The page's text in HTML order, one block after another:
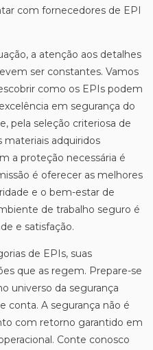
com fornecedores de EPI
a atenção aos detalhes
ser constantes. Vamos
como os EPIs podem
em segurança do
pela seleção criteriosa de
materiais adquiridos
a proteção necessária é
é oferecer as melhores
e o bem-estar de
de trabalho seguro é
e satisfação.
de EPIs, suas
que as regem. Prepare-se
universo da segurança
conta. A segurança não é
com retorno garantido em
Conte conosco